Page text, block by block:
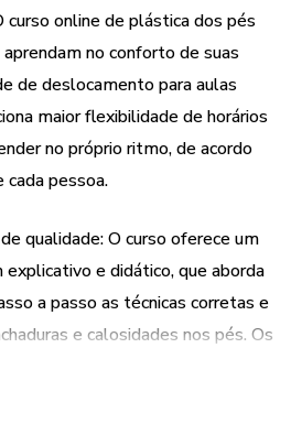
curso online de plástica dos pés
no conforto de suas
de deslocamento para aulas
maior flexibilidade de horários
no próprio ritmo, de acordo
cada pessoa.
qualidade: O curso oferece um
e didático, que aborda
a passo as técnicas corretas e
e calosidades nos pés. Os
aprendizado eficiente e de